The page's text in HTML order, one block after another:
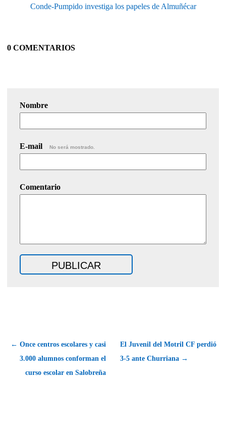
Conde-Pumpido investiga los papeles de Almuñécar
0 COMENTARIOS
Nombre
E-mail No será mostrado.
Comentario
← Once centros escolares y casi
3.000 alumnos conforman el
curso escolar en Salobreña
El Juvenil del Motril CF perdió
3-5 ante Churriana →